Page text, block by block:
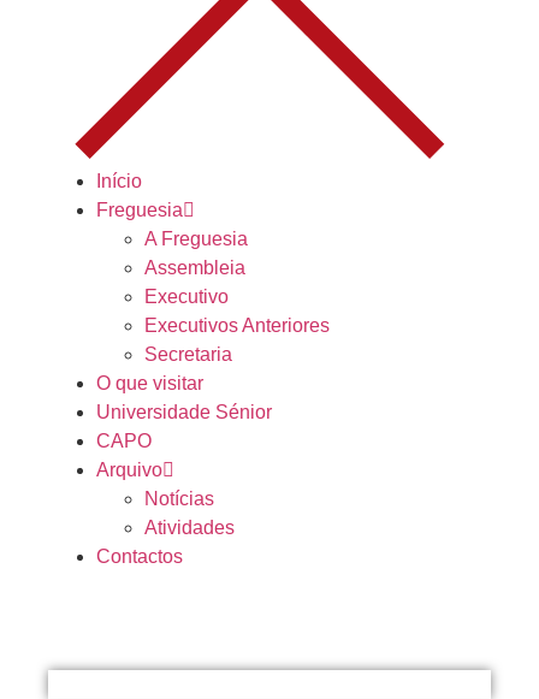
Início
Freguesia
A Freguesia
Assembleia
Executivo
Executivos Anteriores
Secretaria
O que visitar
Universidade Sénior
CAPO
Arquivo
Notícias
Atividades
Contactos